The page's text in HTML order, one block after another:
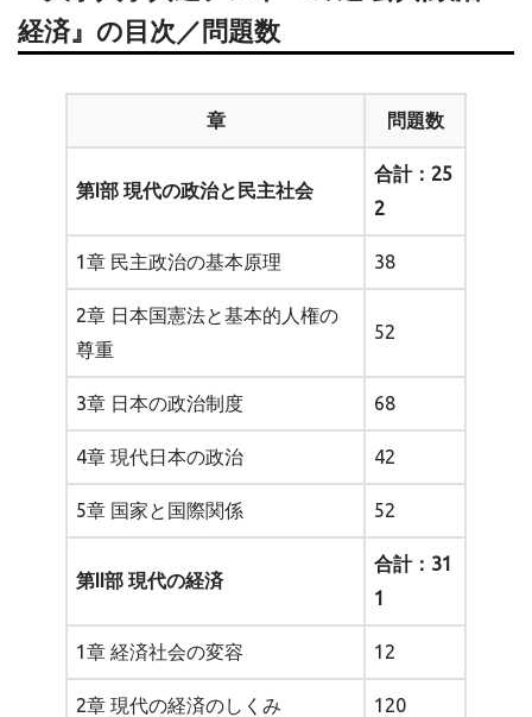
経済』の目次／問題数
章 問題数
第I部 現代の政治と民主社会
合計：25
2
1章 民主政治の基本原理 38
2章 日本国憲法と基本的人権の
尊重
52
3章 日本の政治制度 68
4章 現代日本の政治 42
5章 国家と国際関係 52
第II部 現代の経済
合計：31
1
1章 経済社会の変容 12
2章 現代の経済のしくみ 120